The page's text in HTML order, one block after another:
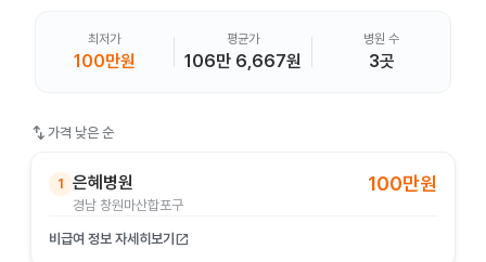
최저가
100만원
평균가
106만 6,667원
병원 수
3곳
swap_vert 가격 낮은 순
1 은혜병원
경남 창원마산합포구
100만원
비급여 정보 자세히보기 open_in_new